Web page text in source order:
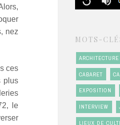
nez
ces
plus
le
MOTS-
ARCHITECTURE
CABARET
EXPOSITION
INTERVIEW
LIEUX DE